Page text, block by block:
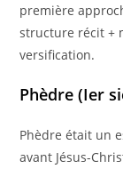
première
structure récit +
versification.
Phèdre (Ier
Phèdre était un
avant Jésus-